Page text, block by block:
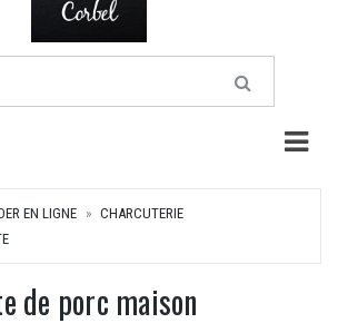
EN LIGNE
CHARCUTERIE
de porc maison